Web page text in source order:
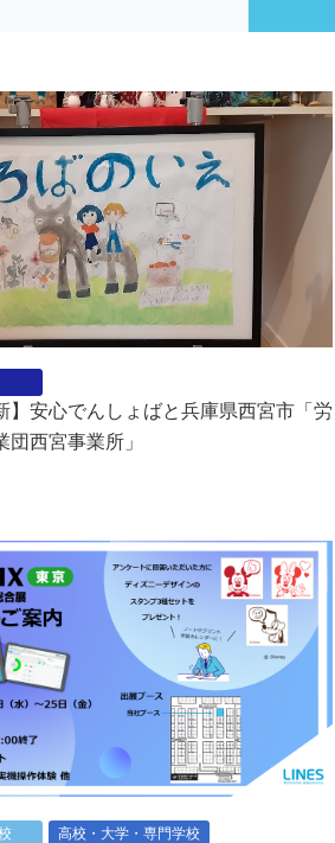
】安心でんしょばと兵庫県西宮市「労
西宮事業所」
高校・大学・専門学校